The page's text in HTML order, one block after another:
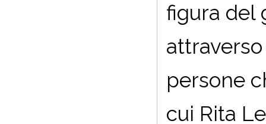
figura del
persone
cui Rita